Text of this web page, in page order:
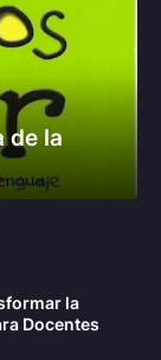
de la
la
Docentes